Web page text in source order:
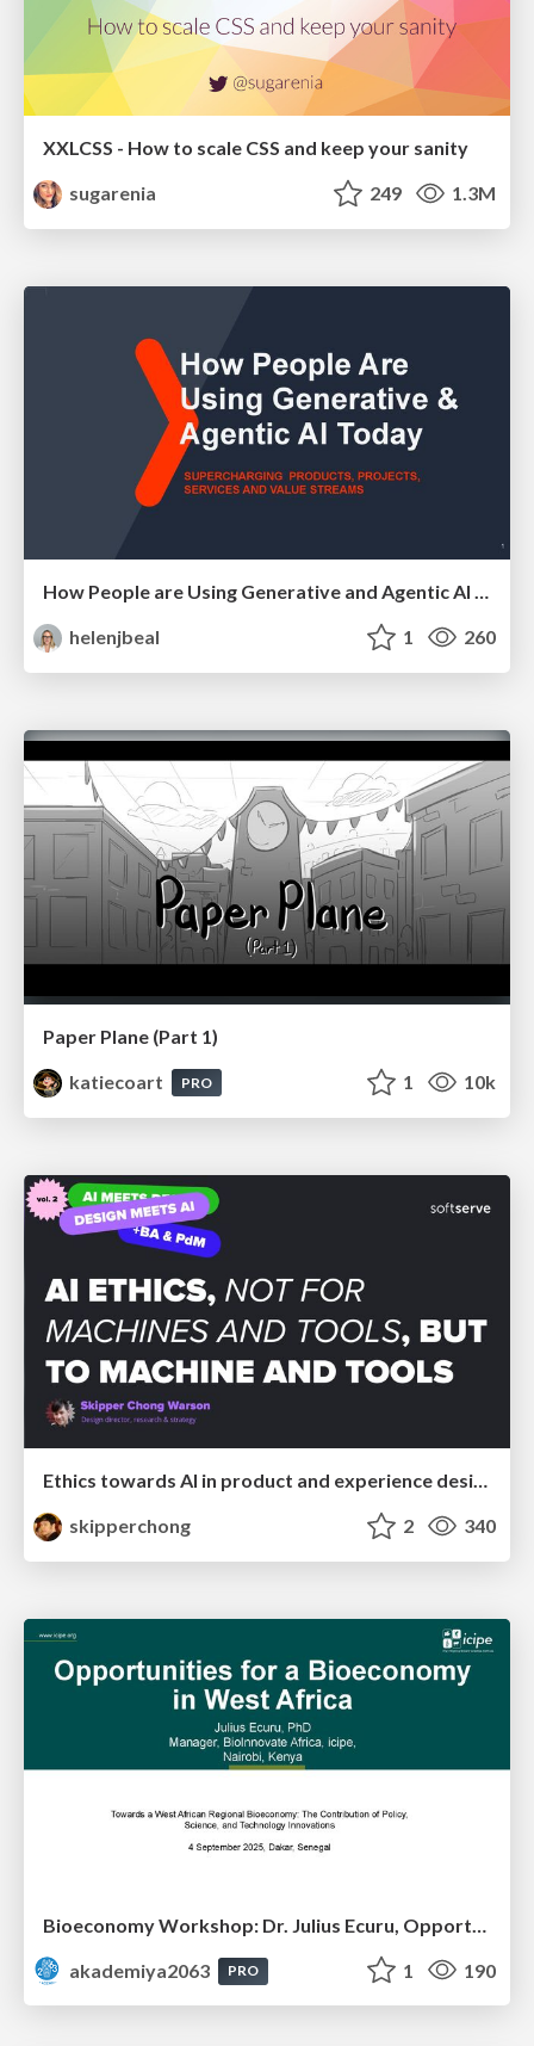
XXLCSS - How to scale CSS and keep your sanity
sugarenia
249 1.3M
How People are Using Generative and Agentic AI to Supercharge Their Products, Projects, Services and Value Streams Today
helenjbeal
1 260
Paper Plane (Part 1)
katiecoart
PRO 1 10k
Ethics towards AI in product and experience design
skipperchong
2 340
akademiya2063
PRO 1 190